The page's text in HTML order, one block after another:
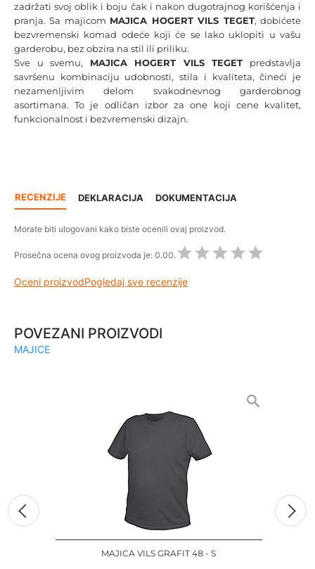
zadržati svoj oblik i boju čak i nakon dugotrajnog korišćenja i
pranja. Sa majicom MAJICA HOGERT VILS TEGET, dobićete
bezvremenski komad odeće koji će se lako uklopiti u vašu
garderobu, bez obzira na stil ili priliku.
Sve u svemu, MAJICA HOGERT VILS TEGET predstavlja
savršenu kombinaciju udobnosti, stila i kvaliteta, čineći je
nezamenljivim delom svakodnevnog garderobnog
asortimana. To je odličan izbor za one koji cene kvalitet,
funkcionalnost i bezvremenski dizajn.
RECENZIJE DEKLARACIJA DOKUMENTACIJA
Morate biti ulogovani kako biste ocenili ovaj proizvod.
Prosečna ocena ovog proizvoda je: 0.00.
Oceni proizvodPogledaj sve recenzije
POVEZANI PROIZVODI
MAJICE
MAJICA VILS GRAFIT 48 - S